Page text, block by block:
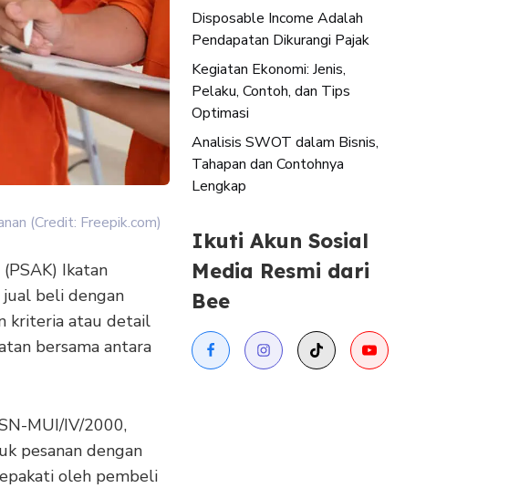
(Credit: Freepik.com)
Ikatan
jual beli dengan
kriteria atau detail
bersama antara
MUI/IV/2000,
pesanan dengan
oleh pembeli
Disposable Income Adalah
Pendapatan Dikurangi Pajak
Kegiatan Ekonomi: Jenis,
Pelaku, Contoh, dan Tips
Optimasi
Analisis SWOT dalam Bisnis,
Tahapan dan Contohnya
Lengkap
Ikuti Akun Sosial
Media Resmi dari
Bee